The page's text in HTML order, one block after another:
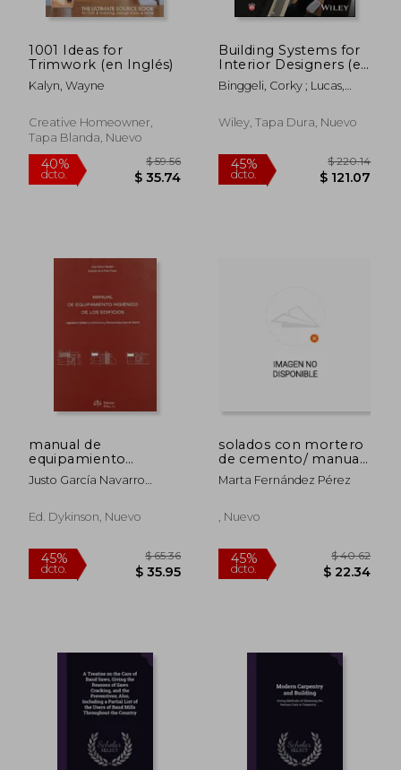
45%
1001 Ideas for
Trimwork (en Inglés)
Kalyn, Wayne
Creative Homeowner,
Tapa Blanda, Nuevo
Building Systems for
Interior Designers (en
Inglés)
Binggeli, Corky ; Lucas,
Wiley, Tapa Dura, Nuevo
manual de
equipamiento
higiénico de los
edificios. legislación
y recomendaciones
Justo García Navarro
Pareja
Ed. Dykinson, Nuevo
solados con mortero
de cemento/ manual
técnico par
Marta Fernández Pérez
, Nuevo